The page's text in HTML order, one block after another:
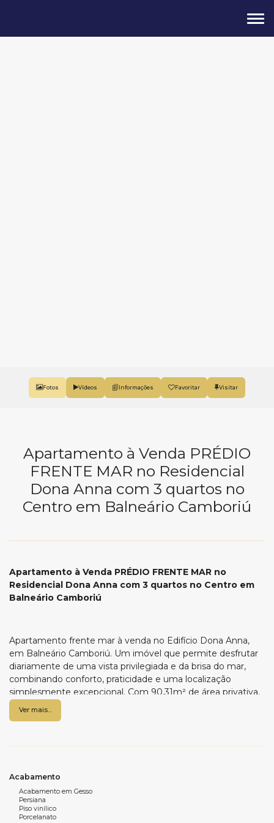
Fotos Vídeos Favoritar
Apartamento à Venda PRÉDIO
FRENTE MAR no Residencial
Dona Anna com 3 quartos no
Centro em Balneário Camboriú
Apartamento à Venda PRÉDIO FRENTE MAR no
Residencial Dona Anna com 3 quartos no Centro em
Balneário Camboriú
Apartamento frente mar à venda no Edifício Dona Anna,
em Balneário Camboriú. Um imóvel que permite desfrutar
diariamente de uma vista privilegiada e da brisa do mar,
combinando conforto, praticidade e uma localização
simplesmente excepcional. Com 90,31m² de área privativa,
o apartamento conta com três dormitórios, sendo uma
suíte, além de uma vaga de garagem. A sacada integrada
integração entre estar e jantar, tudo projetado para quem
busca qualidade de vida em um dos pontos mais nobres da
cidade.
Ver mais...
Acabamento
Acabamento em Gesso
Persiana
Piso vinílico
Porcelanato